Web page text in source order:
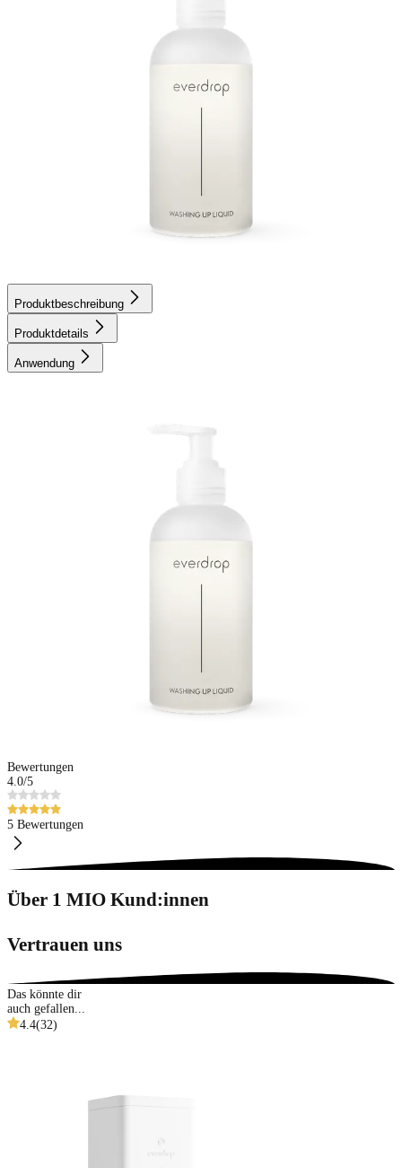
Produktbeschreibung
Produktdetails
Anwendung
Bewertungen
4.0/5
5 Bewertungen
Über 1 MIO Kund:innen
Vertrauen uns
Das könnte dir
auch gefallen...
4.4(32)